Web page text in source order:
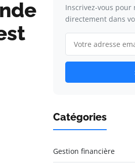
Inscrivez-vous
directement dans
Catégories
Gestion financière